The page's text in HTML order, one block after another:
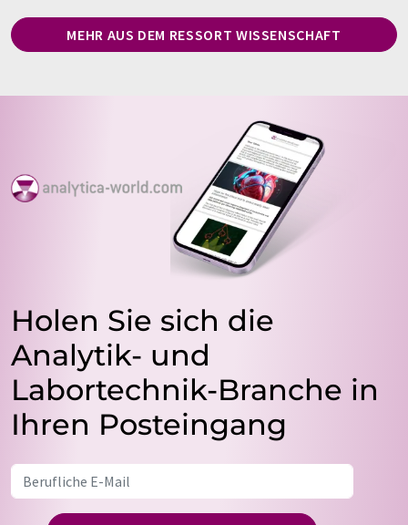
MEHR AUS DEM RESSORT WISSENSCHAFT
Holen Sie sich die
Analytik- und
Labortechnik-Branche in
Ihren Posteingang